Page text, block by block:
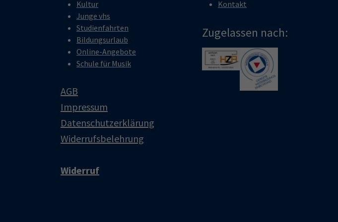
Kultur
Junge vhs
Studienfahrten
Bildungsurlaub
Online-Angebote
Schule für Musik
AGB
Impressum
Datenschutzerklärung
Widerrufsbelehrung
Widerruf
Kontakt
Zugelassen nach:
Show larger versionShow larger version